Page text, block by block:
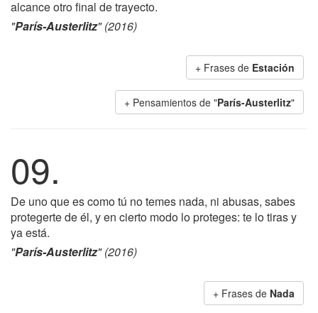
alcance otro final de trayecto.
"París-Austerlitz" (2016)
+ Frases de Estación
+ Pensamientos de "París-Austerlitz"
09.
De uno que es como tú no temes nada, ni abusas, sabes
protegerte de él, y en cierto modo lo proteges: te lo tiras y
ya está.
"París-Austerlitz" (2016)
+ Frases de Nada